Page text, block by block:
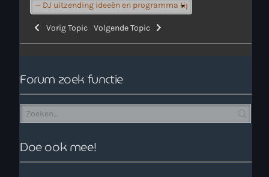
Vorig Topic Volgende Topic
Forum zoek functie
Doe ook mee!